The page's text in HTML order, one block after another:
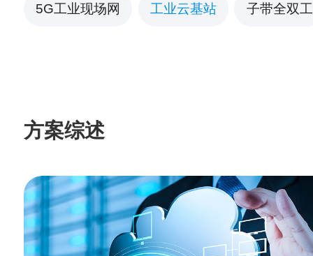
5G工业现场网 工业云基站 子带全双工
方案综述